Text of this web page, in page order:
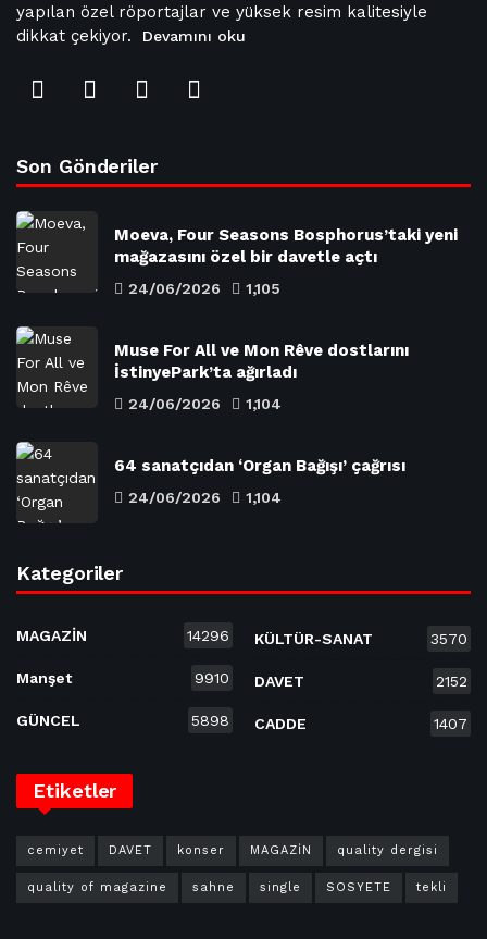
yapılan özel röportajlar ve yüksek resim kalitesiyle
dikkat çekiyor.
Devamını oku
Son Gönderiler
Moeva, Four Seasons Bosphorus’taki yeni
mağazasını özel bir davetle açtı
24/06/2026 1,105
Muse For All ve Mon Rêve dostlarını
İstinyePark’ta ağırladı
24/06/2026 1,104
64 sanatçıdan ‘Organ Bağışı’ çağrısı
24/06/2026 1,104
Kategoriler
MAGAZİN 14296
Manşet 9910
GÜNCEL 5898
KÜLTÜR-SANAT 3570
DAVET 2152
CADDE 1407
Etiketler
cemiyet DAVET konser MAGAZİN quality dergisi
quality of magazine sahne single SOSYETE tekli